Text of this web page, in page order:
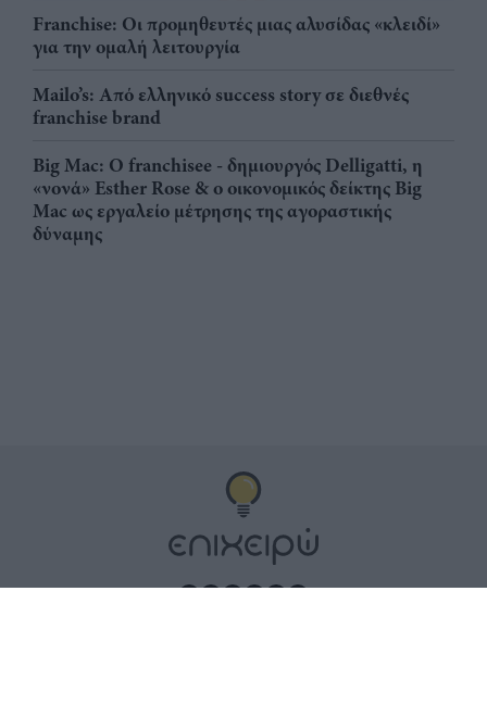
Franchise: Οι προμηθευτές μιας αλυσίδας «κλειδί»
για την ομαλή λειτουργία
Mailo’s: Από ελληνικό success story σε διεθνές
franchise brand
Big Mac: Ο franchisee - δημιουργός Delligatti, η
«νονά» Esther Rose & ο οικονομικός δείκτης Big
Mac ως εργαλείο μέτρησης της αγοραστικής
δύναμης